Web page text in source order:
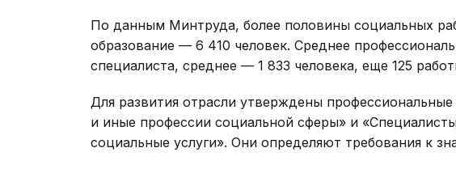
По данным Минтруда, более половины социальных
образование — 6 410 человек. Среднее
специалиста, среднее — 1 833 человека, еще 125
Для развития отрасли утверждены
и иные профессии социальной сферы» и
социальные услуги». Они определяют требования к